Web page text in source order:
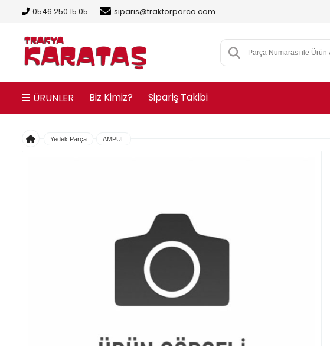
0546 250 15 05 siparis@traktorparca.com
ÜRÜNLER Biz Kimiz? Sipariş Takibi
Yedek Parça AMPUL